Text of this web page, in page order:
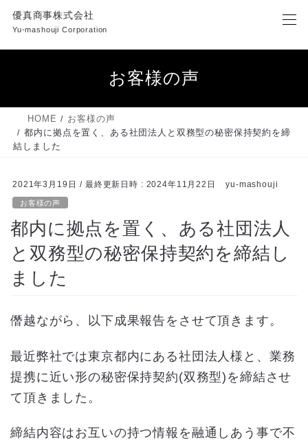
ン
キ
ー
に
優真商事株式会社
Yu-mashouji Corporation
お客様の声
HOME
お客様の声
都内に拠点を置く、ある社団法人と双務型の秘密保持契約を締
結しました
2021年3月19日 / 最終更新日時 : 2024年11月22日 yu-mashouji
お客様の声
都内に拠点を置く、ある社団法人
と双務型の秘密保持契約を締結し
ました
僭越ながら、以下成果報告をさせて頂きます。
最近弊社では東京都内にある社団法人様と、業務
提携に近い形の秘密保持契約(双務型)を締結させ
て頂きました。
締結内容はお互いの持つ情報を融通しあう事で不